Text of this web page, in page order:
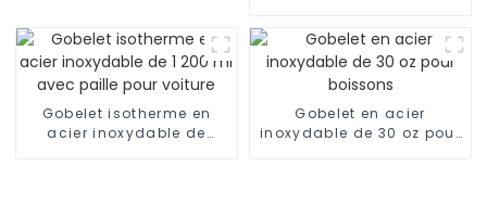
garde au frais pendant
24 h
Gobelet isotherme en
acier inoxydable de
Gobelet en acier
inoxydable de 30 oz pour